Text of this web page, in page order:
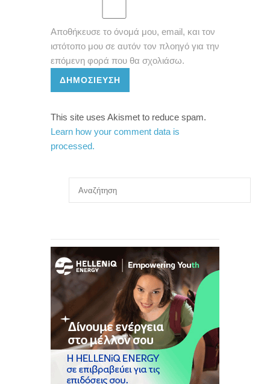
Αποθήκευσε το όνομά μου, email, και τον
ιστότοπο μου σε αυτόν τον πλοηγό για την
επόμενη φορά που θα σχολιάσω.
ΔΗΜΟΣΊΕΥΣΗ
This site uses Akismet to reduce spam.
Learn how your comment data is
processed.